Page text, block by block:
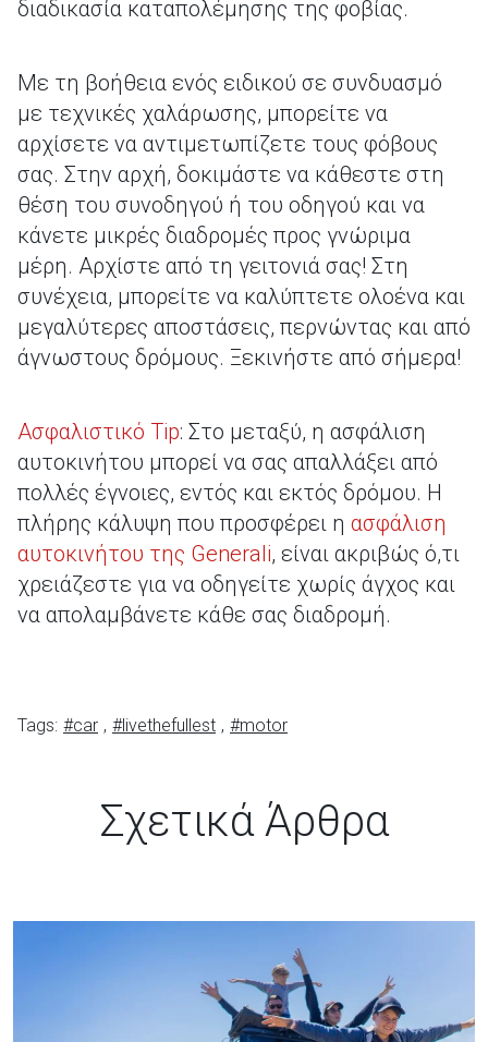
διαδικασία καταπολέμησης της φοβίας.
Με τη βοήθεια ενός ειδικού σε συνδυασμό
με τεχνικές χαλάρωσης, μπορείτε να
αρχίσετε να αντιμετωπίζετε τους φόβους
σας. Στην αρχή, δοκιμάστε να κάθεστε στη
θέση του συνοδηγού ή του οδηγού και να
κάνετε μικρές διαδρομές προς γνώριμα
μέρη. Αρχίστε από τη γειτονιά σας! Στη
συνέχεια, μπορείτε να καλύπτετε ολοένα και
μεγαλύτερες αποστάσεις, περνώντας και από
άγνωστους δρόμους. Ξεκινήστε από σήμερα!
Ασφαλιστικό Tip: Στο μεταξύ, η ασφάλιση
αυτοκινήτου μπορεί να σας απαλλάξει από
πολλές έγνοιες, εντός και εκτός δρόμου. Η
πλήρης κάλυψη που προσφέρει η ασφάλιση
αυτοκινήτου της Generali, είναι ακριβώς ό,τι
χρειάζεστε για να οδηγείτε χωρίς άγχος και
να απολαμβάνετε κάθε σας διαδρομή.
Tags: #car , #livethefullest , #motor
Σχετικά Άρθρα